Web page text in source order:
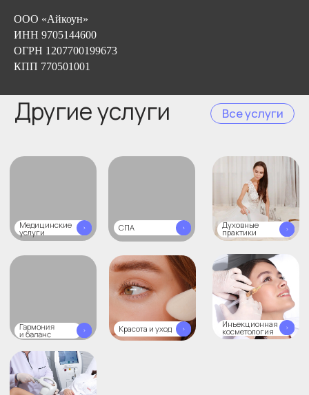
ООО «Айкоун»
ИНН 9705144600
ОГРН 1207700199673
КПП 770501001